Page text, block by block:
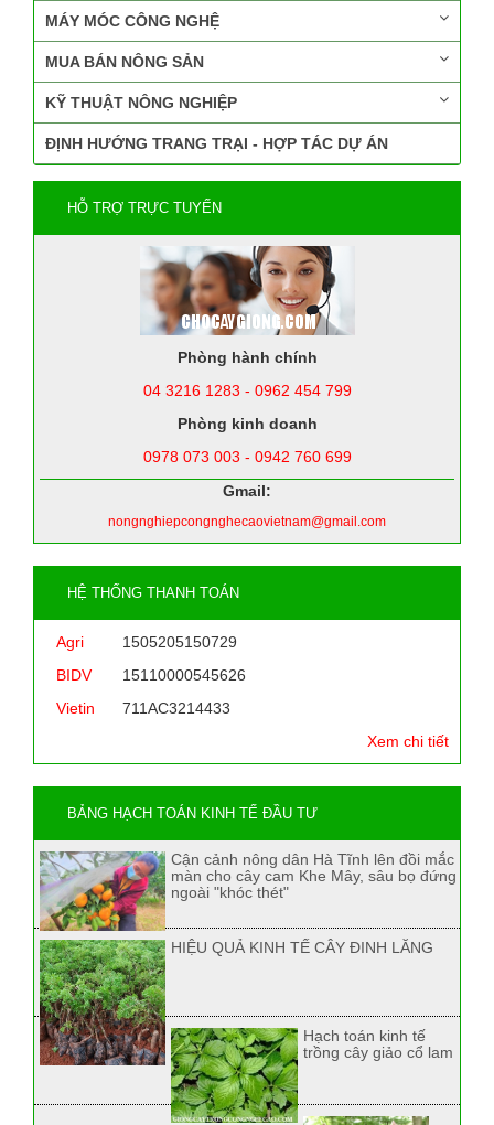
MÁY MÓC CÔNG NGHỆ
MUA BÁN NÔNG SẢN
KỸ THUẬT NÔNG NGHIỆP
ĐỊNH HƯỚNG TRANG TRẠI - HỢP TÁC DỰ ÁN
HỖ TRỢ TRỰC TUYẾN
Phòng hành chính
04 3216 1283 - 0962 454 799
Phòng kinh doanh
0978 073 003 - 0942 760 699
Gmail:
nongnghiepcongnghecaovietnam@gmail.com
HỆ THỐNG THANH TOÁN
Agri
1505205150729
BIDV
15110000545626
Vietin
711AC3214433
Xem chi tiết
BẢNG HẠCH TOÁN KINH TẾ ĐẦU TƯ
Cận cảnh nông dân Hà Tĩnh lên đồi mắc
màn cho cây cam Khe Mây, sâu bọ đứng
ngoài "khóc thét"
HIỆU QUẢ KINH TẾ CÂY ĐINH LĂNG
Hạch toán kinh tế
trồng cây giảo cổ lam